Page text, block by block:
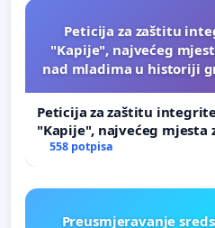
Peticija za zaštitu
"Kapije", najvećeg
nad mladima u historiji
Peticija za zaštitu
"Kapije", najvećeg mjesta
mladima u historiji grada
558 potpisa
Preusmjeravanje